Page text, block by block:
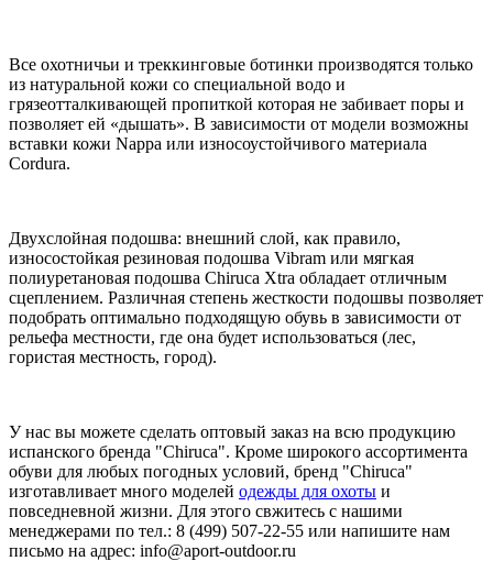
Все охотничьи и треккинговые ботинки производятся только
из натуральной кожи со специальной водо и
грязеотталкивающей пропиткой которая не забивает поры и
позволяет ей «дышать». В зависимости от модели возможны
вставки кожи Nappa или износоустойчивого материала
Cordura.
Двухслойная подошва: внешний слой, как правило,
износостойкая резиновая подошва Vibram или мягкая
полиуретановая подошва Chiruca Xtra обладает отличным
сцеплением. Различная степень жесткости подошвы позволяет
подобрать оптимально подходящую обувь в зависимости от
рельефа местности, где она будет использоваться (лес,
гористая местность, город).
У нас вы можете сделать оптовый заказ на всю продукцию
испанского бренда "Chiruca". Кроме широкого ассортимента
обуви для любых погодных условий, бренд "Chiruca"
изготавливает много моделей одежды для охоты и
повседневной жизни. Для этого свжитесь с нашими
менеджерами по тел.: 8 (499) 507-22-55 или напишите нам
письмо на адрес: info@aport-outdoor.ru